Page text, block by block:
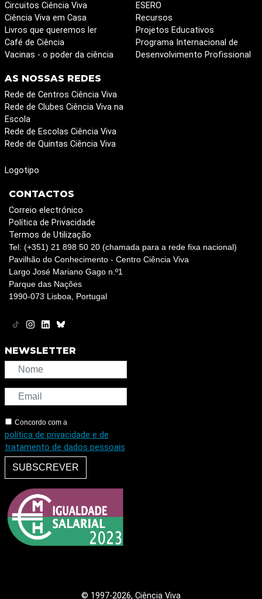
Circuitos Ciência Viva
Ciência Viva em Casa
Livros que queremos ler
Café de Ciência
Vacinas - o poder da ciência
ESERO
Recursos
Projetos Educativos
Programa Internacional de
Desenvolvimento Profissional
AS NOSSAS REDES
Rede de Centros Ciência Viva
Rede de Clubes Ciência Viva na
Escola
Rede de Escolas Ciência Viva
Rede de Quintas Ciência Viva
Logotipo
CONTACTOS
Correio electrónico
Política de Privacidade
Termos de Utilização
Tel: (+351) 21 898 50 20 (chamada para a rede fixa nacional)
Pavilhão do Conhecimento - Centro Ciência Viva
Largo José Mariano Gago n.º1
Parque das Nações
1990-073 Lisboa, Portugal
NEWSLETTER
Concordo com a
política de privacidade e de
tratamento de dados pessoais
SUBSCREVER
© 1997-2026, Ciência Viva